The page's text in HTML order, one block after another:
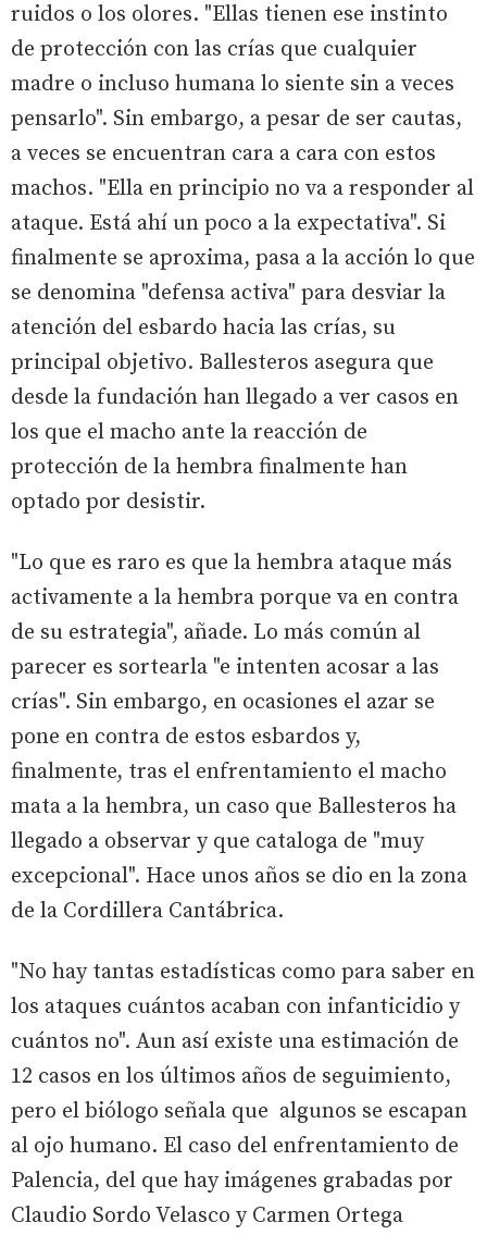
ruidos o los olores. "Ellas tienen ese instinto
de protección con las crías que cualquier
madre o incluso humana lo siente sin a veces
pensarlo". Sin embargo, a pesar de ser cautas,
a veces se encuentran cara a cara con estos
machos. "Ella en principio no va a responder al
ataque. Está ahí un poco a la expectativa". Si
finalmente se aproxima, pasa a la acción lo que
se denomina "defensa activa" para desviar la
atención del esbardo hacia las crías, su
principal objetivo. Ballesteros asegura que
desde la fundación han llegado a ver casos en
los que el macho ante la reacción de
protección de la hembra finalmente han
optado por desistir.
"Lo que es raro es que la hembra ataque más
activamente a la hembra porque va en contra
de su estrategia", añade. Lo más común al
parecer es sortearla "e intenten acosar a las
crías". Sin embargo, en ocasiones el azar se
pone en contra de estos esbardos y,
finalmente, tras el enfrentamiento el macho
mata a la hembra, un caso que Ballesteros ha
llegado a observar y que cataloga de "muy
excepcional". Hace unos años se dio en la zona
de la Cordillera Cantábrica.
"No hay tantas estadísticas como para saber en
los ataques cuántos acaban con infanticidio y
cuántos no". Aun así existe una estimación de
12 casos en los últimos años de seguimiento,
pero el biólogo señala que algunos se escapan
al ojo humano. El caso del enfrentamiento de
Palencia, del que hay imágenes grabadas por
Claudio Sordo Velasco y Carmen Ortega